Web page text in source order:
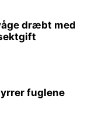
dræbt med
fuglene